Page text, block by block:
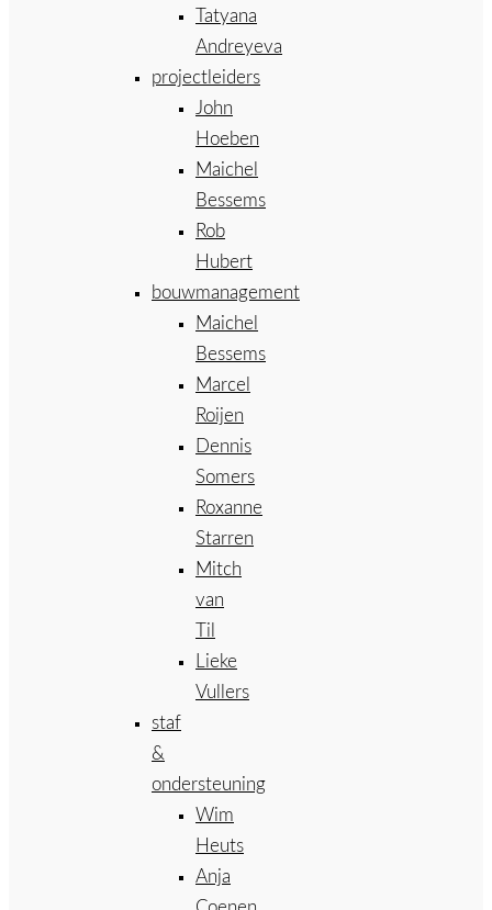
Tatyana
Andreyeva
projectleiders
John
Hoeben
Maichel
Bessems
Rob
Hubert
bouwmanagement
Maichel
Bessems
Marcel
Roijen
Dennis
Somers
Roxanne
Starren
Mitch
van
Til
Lieke
Vullers
staf
&
ondersteuning
Wim
Heuts
Anja